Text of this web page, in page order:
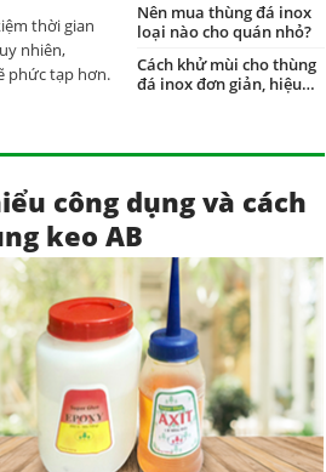
thời gian
nhiên,
phức tạp hơn.
Nên mua thùng đá inox
loại nào cho quán nhỏ?
Cách khử mùi cho thùng
đá inox đơn giản, hiệu
công dụng và cách
keo AB